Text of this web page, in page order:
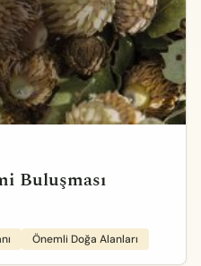
Buluşması
Önemli Doğa Alanları